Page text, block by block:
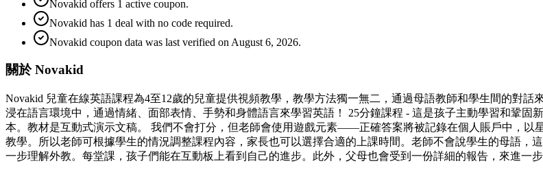
Novakid offers 1 active coupon.
Novakid has 1 deal with no code required.
Novakid coupon data was last verified on August 6, 2026.
關於 Novakid
Novakid 兒童在線英語課程為4至12歲的兒童提供視頻教學，教學方法獨一無二，通過母語教師和學生間的對
浸在語言環境中，通過情緒、面部表情、手勢和身體語言來學習英語！ 25分鐘課程 - 這是孩子主動學習和鞏
本。教材是互動式演示文稿。 我們不會打分，但老師會使用遊戲元素——正確答案將被記錄在個人賬戶中，以
教學。所以老師可根據學生的情況調整課程內容，家長也可以選擇合適的上課時間。老師不會說學生的母語，
一步理解外教。每堂課，孩子們能在互動板上看到自己的進步。此外，父母也會受到一份詳細的報告，來進一步